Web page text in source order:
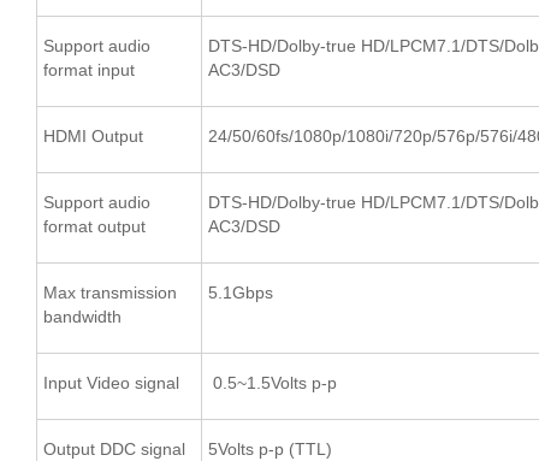
Support audio
format input
DTS-HD/Dolby-true HD/LPCM7.1/DTS/
AC3/DSD
HDMI Output 24/50/60fs/1080p/1080i/720p/576p/576i/
Support audio
format output
DTS-HD/Dolby-true HD/LPCM7.1/DTS/
AC3/DSD
Max transmission
bandwidth
5.1Gbps
Input Video signal 0.5~1.5Volts p-p
Output DDC signal 5Volts p-p (TTL)